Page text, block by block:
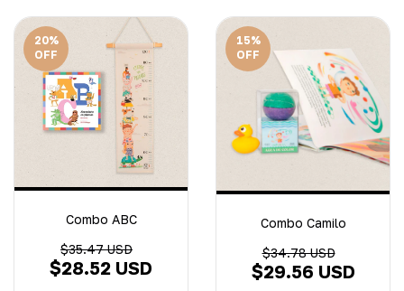
20%
OFF
Combo ABC
$35.47 USD
$28.52 USD
15%
OFF
Combo Camilo
$34.78 USD
$29.56 USD